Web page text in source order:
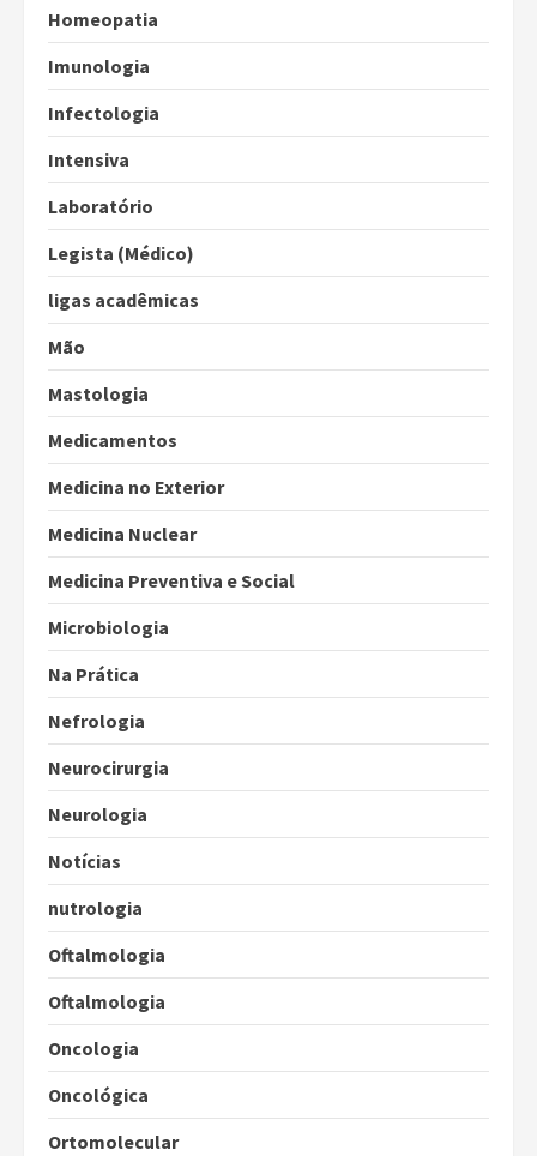
Homeopatia
Imunologia
Infectologia
Intensiva
Laboratório
Legista (Médico)
ligas acadêmicas
Mão
Mastologia
Medicamentos
Medicina no Exterior
Medicina Nuclear
Medicina Preventiva e Social
Microbiologia
Na Prática
Nefrologia
Neurocirurgia
Neurologia
Notícias
nutrologia
Oftalmologia
Oftalmologia
Oncologia
Oncológica
Ortomolecular